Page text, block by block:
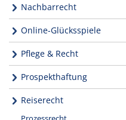
Nachbarrecht
Online-Glücksspiele
Pflege & Recht
Prospekthaftung
Reiserecht